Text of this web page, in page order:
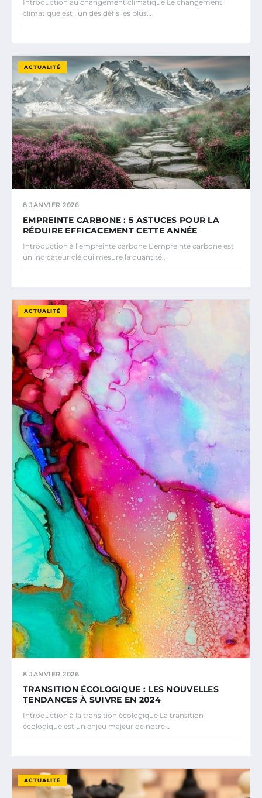
Introduction au changement climatique Le changement
climatique est l’un des défis les plus…
ACTUALITÉ
8 JANVIER 2026
EMPREINTE CARBONE : 5 ASTUCES POUR LA
RÉDUIRE EFFICACEMENT CETTE ANNÉE
Introduction à l’empreinte carbone L’empreinte carbone est
un indicateur clé qui mesure la quantité…
ACTUALITÉ
8 JANVIER 2026
TRANSITION ÉCOLOGIQUE : LES NOUVELLES
TENDANCES À SUIVRE EN 2024
Introduction à la transition écologique La transition
écologique est un enjeu majeur de notre…
ACTUALITÉ